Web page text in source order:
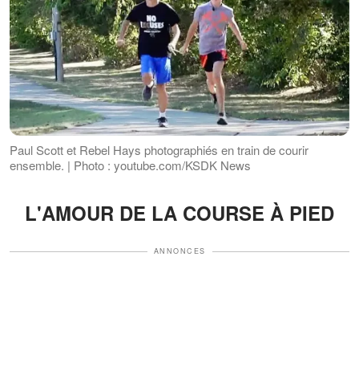
Paul Scott et Rebel Hays photographiés en train de courir
ensemble. | Photo : youtube.com/KSDK News
L'AMOUR DE LA COURSE À PIED
ANNONCES